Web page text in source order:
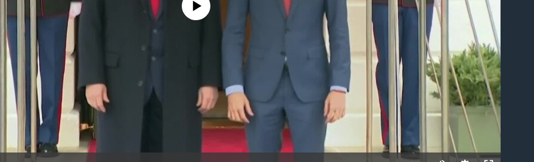
No media source currently available